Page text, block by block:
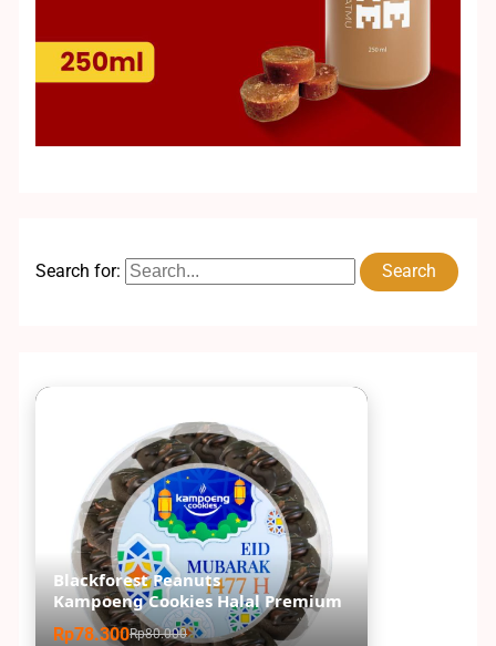
Search for:
Blackforest Peanuts
Kampoeng Cookies Halal Premium
Rp78.300Rp80.000